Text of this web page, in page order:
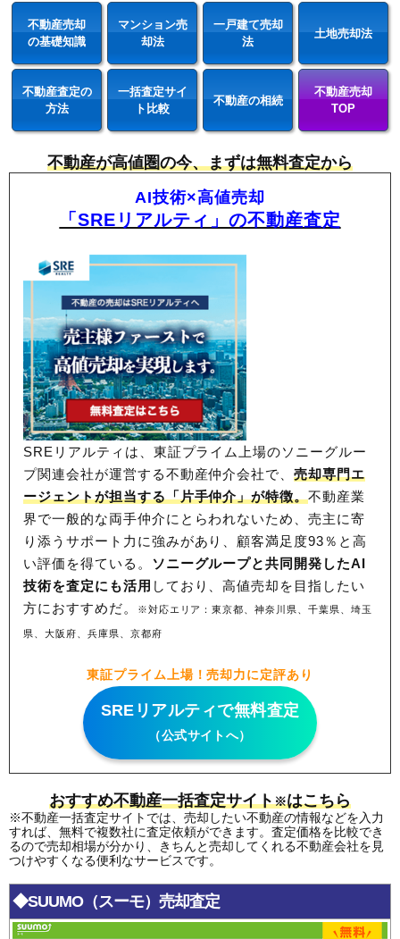
不動産売却
の基礎知識
マンション売
却法
一戸建て売却
法
土地売却法
不動産査定の
方法
一括査定サイ
ト比較
不動産の相続
不動産売却
TOP
不動産が高値圏の今、まずは無料査定から
AI技術×高値売却
「SREリアルティ」の不動産査定
SREリアルティは、東証プライム上場のソニーグルー
プ関連会社が運営する不動産仲介会社で、売却専門エ
ージェントが担当する「片手仲介」が特徴。不動産業
界で一般的な両手仲介にとらわれないため、売主に寄
り添うサポート力に強みがあり、顧客満足度93％と高
い評価を得ている。 ソニーグループと共同開発したAI
技術を査定にも活用 しており、高値売却を目指したい
方におすすめだ。
※対応エリア：東京都、神奈川県、千葉県、埼玉
県、大阪府、兵庫県、京都府
東証プライム上場！売却力に定評あり
SREリアルティで無料査定
（公式サイトへ）
おすすめ不動産一括査定サイト※はこちら
※不動産一括査定サイトでは、売却したい不動産の情報などを入力
すれば、無料で複数社に査定依頼ができます。査定価格を比較でき
るので売却相場が分かり、きちんと売却してくれる不動産会社を見
つけやすくなる便利なサービスです。
◆SUUMO（スーモ）売却査定